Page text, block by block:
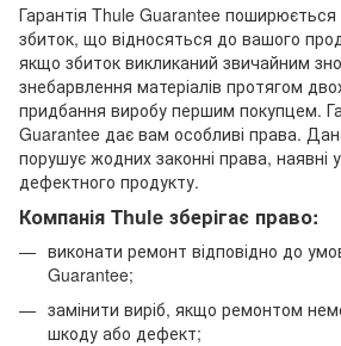
Гарантія Thule Guarantee поширюється
збиток, що відносяться до вашого
якщо збиток викликаний звичайним
знебарвлення матеріалів протягом
придбання виробу першим покупцем.
Guarantee дає вам особливі права.
порушує жодних законні права, наявні
дефектного продукту.
Компанія Thule зберігає право:
виконати ремонт відповідно до
Guarantee;
замінити виріб, якщо ремонтом
шкоду або дефект;